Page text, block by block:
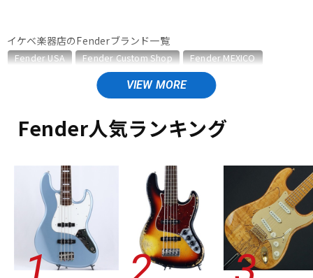
ベース
パーカッション
キーボード 電子ピアノ
管楽器
アンプ エフェクター
イケベ楽器店のFenderブランド一覧
Fender USA Fender Custom Shop
Fender MEXICO
Fender Made in Japan
Fender Standard Series
Fender Japan
Fender Standard Series のカテゴリ
エレキギター/テレキャスター・TLタイプ
ベース
ベース/プレシジョンベースタイプ・PBタイプ
ベース/ジャズベースタイプ・JBタイプ
ユーズド
ヴィンテージ
ALL
Fender人気ランキング